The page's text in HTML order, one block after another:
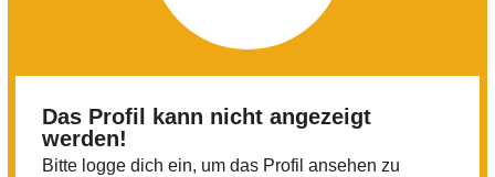
Das Profil kann nicht angezeigt
werden!
Bitte logge dich ein, um das Profil ansehen zu